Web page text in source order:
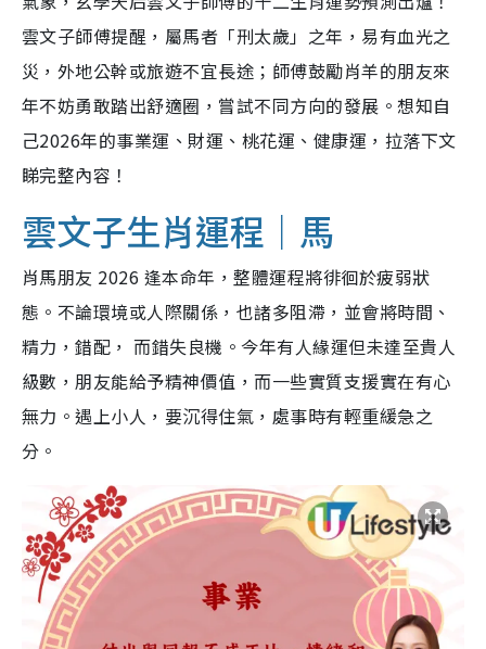
雲文子師傅提醒，屬馬者「刑太歲」之年，易有血光之
災，外地公幹或旅遊不宜長途；師傅鼓勵肖羊的朋友來
年不妨勇敢踏出舒適圈，嘗試不同方向的發展。想知自
己2026年的事業運、財運、桃花運、健康運，拉落下文
睇完整內容！
雲文子生肖運程｜馬
肖馬朋友 2026 逢本命年，整體運程將徘徊於疲弱狀
態。不論環境或人際關係，也諸多阻滯，並會將時間、
精力，錯配， 而錯失良機。今年有人緣運但未達至貴人
級數，朋友能給予精神價值，而一些實質支援實在有心
無力。遇上小人，要沉得住氣，處事時有輕重緩急之
分。